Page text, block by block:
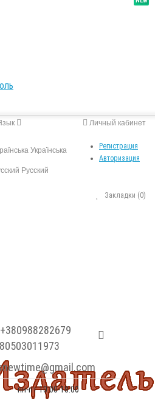
Личный кабинет
Регистрация
Авторизация
Українська
Русский
Закладки (0)
+380988282679
пн-пт 10:00-18:00